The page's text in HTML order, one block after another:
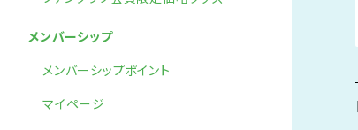
メンバーシップ
メンバーシップポイント
マイページ